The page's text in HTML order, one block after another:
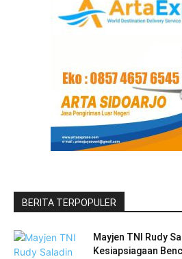
BERITA TERPOPULER
Mayjen TNI Rudy
Kesiapsiagaan